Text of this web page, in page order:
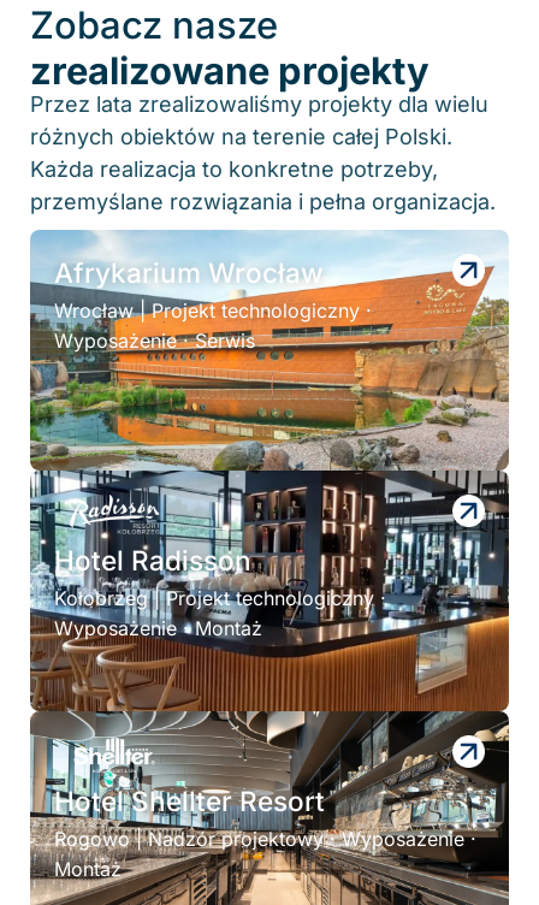
Zobacz nasze
zrealizowane projekty
Przez lata zrealizowaliśmy projekty dla wielu
różnych obiektów na terenie całej Polski.
Każda realizacja to konkretne potrzeby,
przemyślane rozwiązania i pełna organizacja.
Afrykarium Wrocław
Wrocław | Projekt technologiczny ·
Wyposażenie · Serwis
Hotel Radisson
Kołobrzeg | Projekt technologiczny ·
Wyposażenie · Montaż
Hotel Shellter Resort
Rogowo | Nadzór projektowy · Wyposażenie ·
Montaż